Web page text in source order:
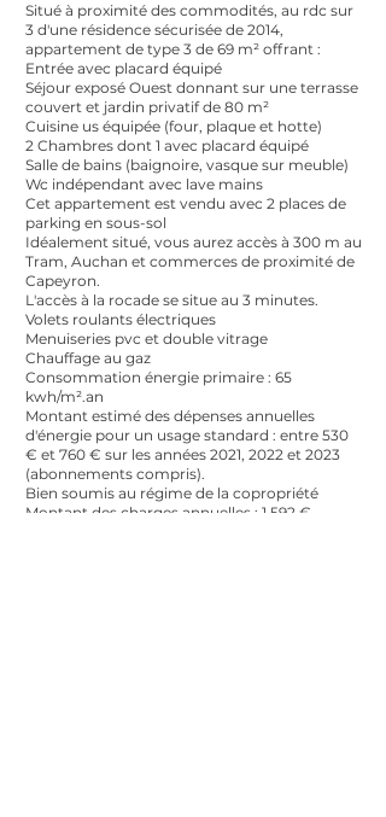
Situé à proximité des commodités, au rdc sur
3 d'une résidence sécurisée de 2014,
appartement de type 3 de 69 m² offrant :
Entrée avec placard équipé
Séjour exposé Ouest donnant sur une terrasse
couvert et jardin privatif de 80 m²
Cuisine us équipée (four, plaque et hotte)
2 Chambres dont 1 avec placard équipé
Salle de bains (baignoire, vasque sur meuble)
Wc indépendant avec lave mains
Cet appartement est vendu avec 2 places de
parking en sous-sol
Idéalement situé, vous aurez accès à 300 m au
Tram, Auchan et commerces de proximité de
Capeyron.
L'accès à la rocade se situe au 3 minutes.
Volets roulants électriques
Menuiseries pvc et double vitrage
Chauffage au gaz
Consommation énergie primaire : 65
kwh/m².an
Montant estimé des dépenses annuelles
d'énergie pour un usage standard : entre 530
€ et 760 € sur les années 2021, 2022 et 2023
(abonnements compris).
Bien soumis au régime de la copropriété
Montant des charges annuelles : 1.592 €
06 41 61 62 08